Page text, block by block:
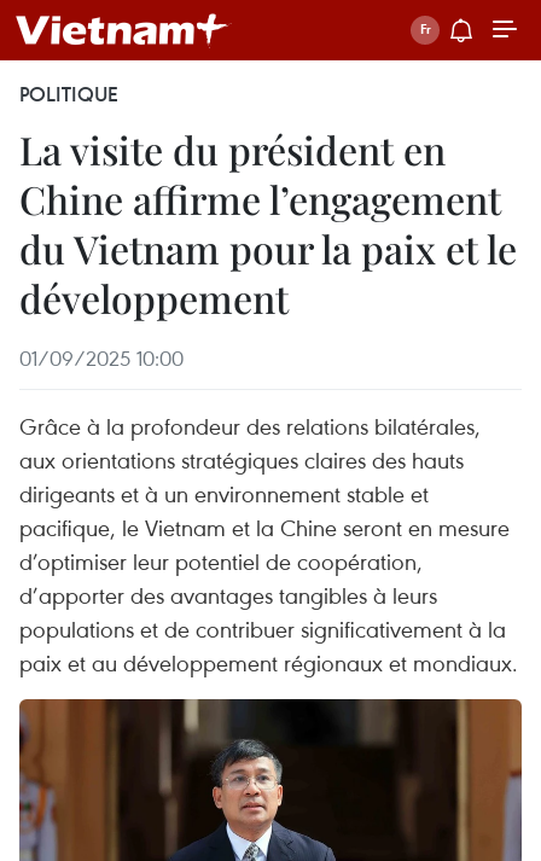
POLITIQUE
La visite du président en
Chine affirme l’engagement
du Vietnam pour la paix et le
développement
01/09/2025 10:00
Grâce à la profondeur des relations bilatérales,
aux orientations stratégiques claires des hauts
dirigeants et à un environnement stable et
pacifique, le Vietnam et la Chine seront en mesure
d’optimiser leur potentiel de coopération,
d’apporter des avantages tangibles à leurs
populations et de contribuer significativement à la
paix et au développement régionaux et mondiaux.